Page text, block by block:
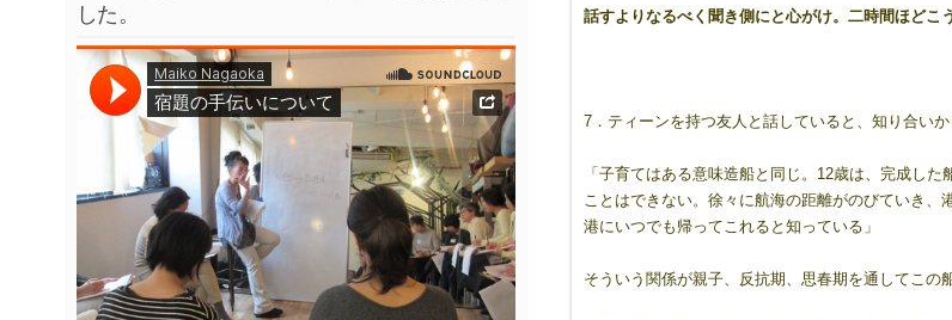
話すよりなるべく聞き側にと心がけ。二時間ほど
7．ティーンを持つ友人と話していると、知り合い
「子育てはある意味造船と同じ。12歳は、完成し
ことはできない。徐々に航海の距離がのびていき
港にいつでも帰ってこれると知っている」
そういう関係が親子、反抗期、思春期を通してこの
した。